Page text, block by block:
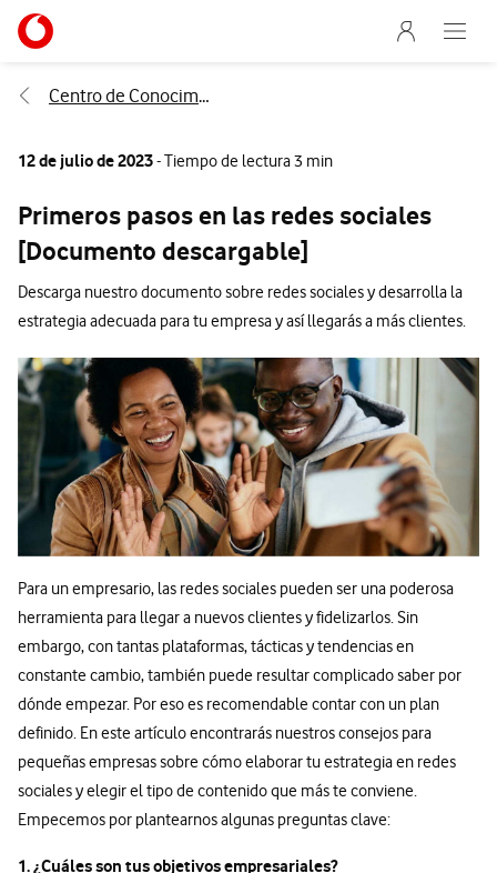
Ir a la pagina principal de vodafone.es
Menu
Abre
Centro de Conocimiento
12 de julio de 2023- Tiempo de lectura 3 min
Primeros pasos en las redes sociales
[Documento descargable]
Descarga nuestro documento sobre redes sociales y desarrolla la
estrategia adecuada para tu empresa y así llegarás a más clientes.
Para un empresario, las redes sociales pueden ser una poderosa
herramienta para llegar a nuevos clientes y fidelizarlos. Sin
embargo, con tantas plataformas, tácticas y tendencias en
constante cambio, también puede resultar complicado saber por
dónde empezar. Por eso es recomendable contar con un plan
definido. En este artículo encontrarás nuestros consejos para
pequeñas empresas sobre cómo elaborar tu estrategia en redes
sociales y elegir el tipo de contenido que más te conviene.
Empecemos por plantearnos algunas preguntas clave:
1. ¿Cuáles son tus objetivos empresariales?